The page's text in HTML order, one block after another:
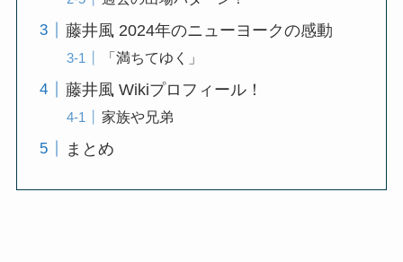
藤井風 2024年のニューヨークの感動
「満ちてゆく」
藤井風 Wikiプロフィール！
家族や兄弟
まとめ